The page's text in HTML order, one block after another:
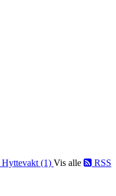
Hyttevakt (1) Vis alle RSS